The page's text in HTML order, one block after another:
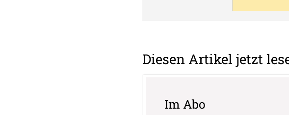
Diesen Artikel jetzt
Im Abo